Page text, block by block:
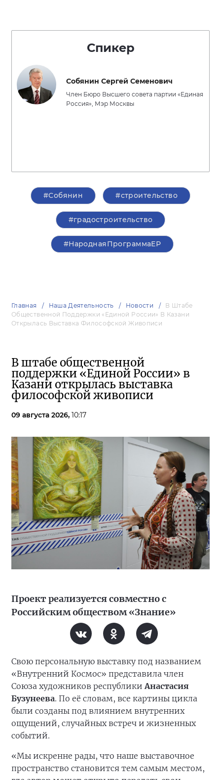
Спикер
Собянин Сергей Семенович
Член Бюро Высшего совета партии «Единая
Россия», Мэр Москвы
#Собянин #строительство
#градостроительство
#НароднаяПрограммаЕР
Главная Наша Деятельность Новости
В Штабе
Общественной Поддержки «Единой России» В Казани
Открылась Выставка Философской Живописи
В штабе общественной
поддержки «Единой России» в
Казани открылась выставка
философской живописи
09 августа 2026, 10:17
Проект реализуется совместно с
Российским обществом «Знание»
Свою персональную выставку под названием
«Внутренний Космос» представила член
Союза художников республики Анастасия
Бузунеева. По её словам, все картины цикла
были созданы под влиянием внутренних
ощущений, случайных встреч и жизненных
событий.
«Мы искренне рады, что наше выставочное
пространство становится тем самым местом,